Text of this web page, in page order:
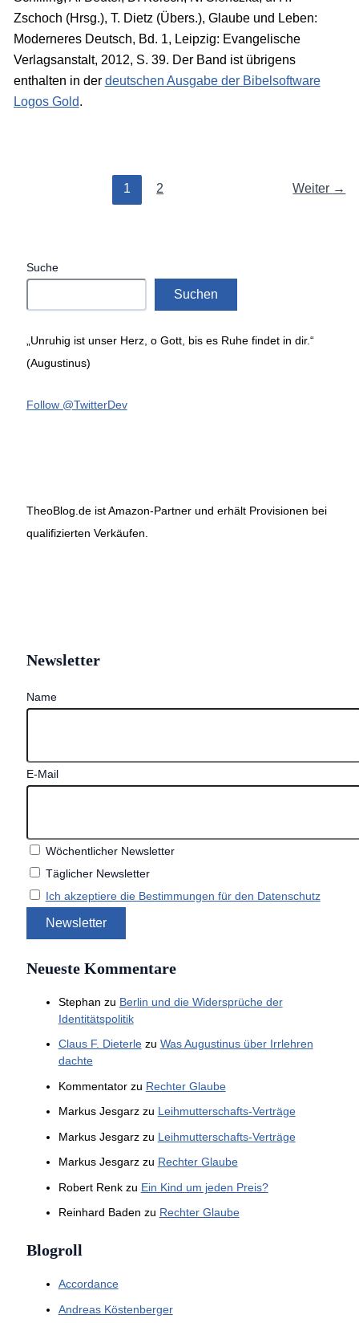
Zschoch (Hrsg.), T. Dietz (Übers.), Glaube und Leben:
Moderneres Deutsch, Bd. 1, Leipzig: Evangelische
Verlagsanstalt, 2012, S. 39. Der Band ist übrigens
enthalten in der deutschen Ausgabe der Bibelsoftware
Logos Gold.
1 2 Weiter →
Suche
Suchen
„Unruhig ist unser Herz, o Gott, bis es Ruhe findet in dir.“
(Augustinus)
Follow @TwitterDev
TheoBlog.de ist Amazon-Partner und erhält Provisionen bei
qualifizierten Verkäufen.
Newsletter
Name
E-Mail
Wöchentlicher Newsletter
Täglicher Newsletter
Ich akzeptiere die Bestimmungen für den Datenschutz
Neueste Kommentare
Stephan zu Berlin und die Widersprüche der
Identitätspolitik
Claus F. Dieterlezu Was Augustinus über Irrlehren
dachte
Kommentatorzu Rechter Glaube
Markus Jesgarzzu Leihmutterschafts-Verträge
Markus Jesgarzzu Leihmutterschafts-Verträge
Markus Jesgarzzu Rechter Glaube
Robert Renkzu Ein Kind um jeden Preis?
Reinhard Baden zu Rechter Glaube
Blogroll
Accordance
Andreas Köstenberger